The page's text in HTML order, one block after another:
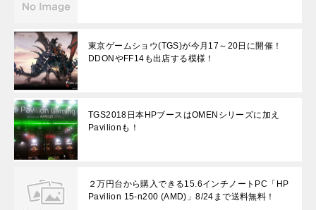
東京ゲームショウ(TGS)が今月17～20日に開催！
DDONやFF14も出店する模様！
TGS2018日本HPブースはOMENシリーズに加え
Pavilionも！
２万円台から購入できる15.6インチノートPC「HP
Pavilion 15-n200 (AMD)」8/24まで送料無料！